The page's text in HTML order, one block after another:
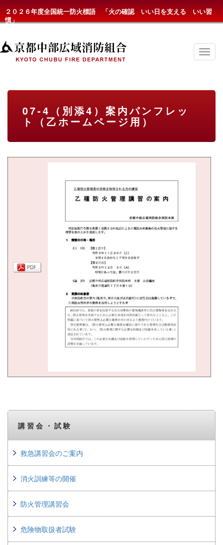
２０２６年度全国統一防火標語 「火の確認 いい日を支える いい習
慣」
京
都
メ
07-4（別添4）案内パンフレッ
ト（乙ホームページ用）
講習会・試験
救急講習会のご案内
消火訓練等の開催
防火管理講習会
危険物取扱者試験